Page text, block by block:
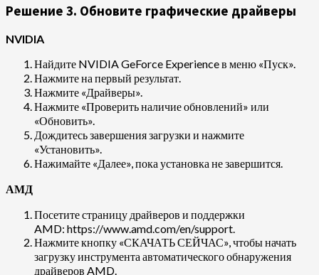
Решение 3. Обновите графические драйверы
NVIDIA
Найдите NVIDIA GeForce Experience в меню «Пуск».
Нажмите на первый результат.
Нажмите «Драйверы».
Нажмите «Проверить наличие обновлений» или
«Обновить».
Дождитесь завершения загрузки и нажмите
«Установить».
Нажимайте «Далее», пока установка не завершится.
АМД
Посетите страницу драйверов и поддержки
AMD: https://www.amd.com/en/support.
Нажмите кнопку «СКАЧАТЬ СЕЙЧАС», чтобы начать
загрузку инструмента автоматического обнаружения
драйверов AMD.